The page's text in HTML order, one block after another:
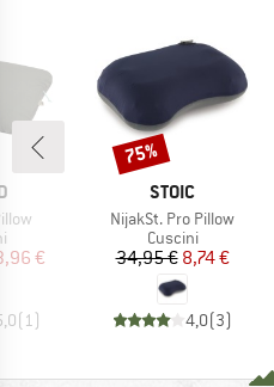
di prodotti
ridotto
€
(1)
MARCHIO
STOIC
Articolo
NijakSt. Pro Pillow
Gruppo di prodotti
Cuscini
Prezzo
34,95 €Prezzo ridotto
8,74 €
4,0(3)
Sconto
75%